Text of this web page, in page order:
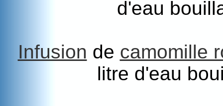
d'eau
Infusion de camomille
litre d'eau